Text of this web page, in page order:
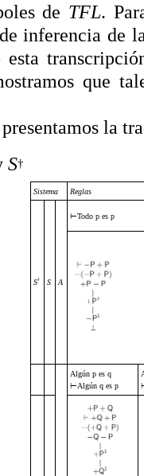
de TFL.
inferencia de
que
la
S†
Sistema Reglas
S† S A
⊢Todo p es p
Algún p es q
⊢Algún q es p